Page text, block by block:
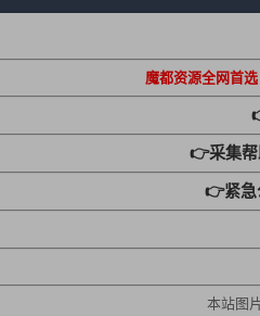
魔都资源全网首
👉采集帮
👉紧急
本站图